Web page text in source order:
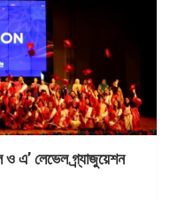
ও এ’ লেভেল গ্র্যাজুয়েশন